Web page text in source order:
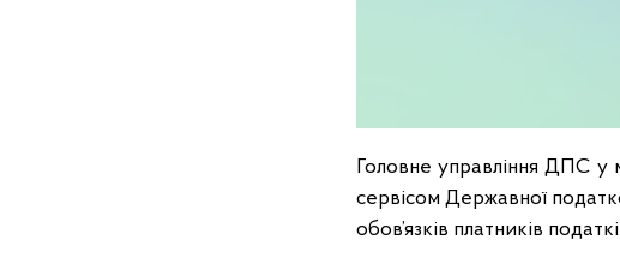
Головне управління ДПС у
сервісом Державної
обов’язків платників